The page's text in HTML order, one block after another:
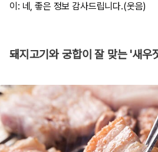
이: 네, 좋은 정보 감사드립니다.(웃음)
돼지고기와 궁합이 잘 맞는 '새우